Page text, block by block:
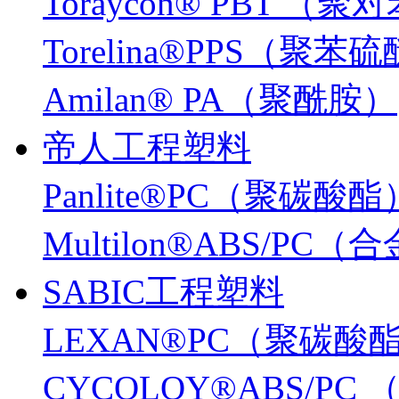
Torelina®PPS（聚苯硫
Amilan® PA（聚酰胺）
帝人工程塑料
Panlite®PC（聚碳酸酯
Multilon®ABS/PC（合
SABIC工程塑料
LEXAN®PC（聚碳酸
CYCOLOY®ABS/PC